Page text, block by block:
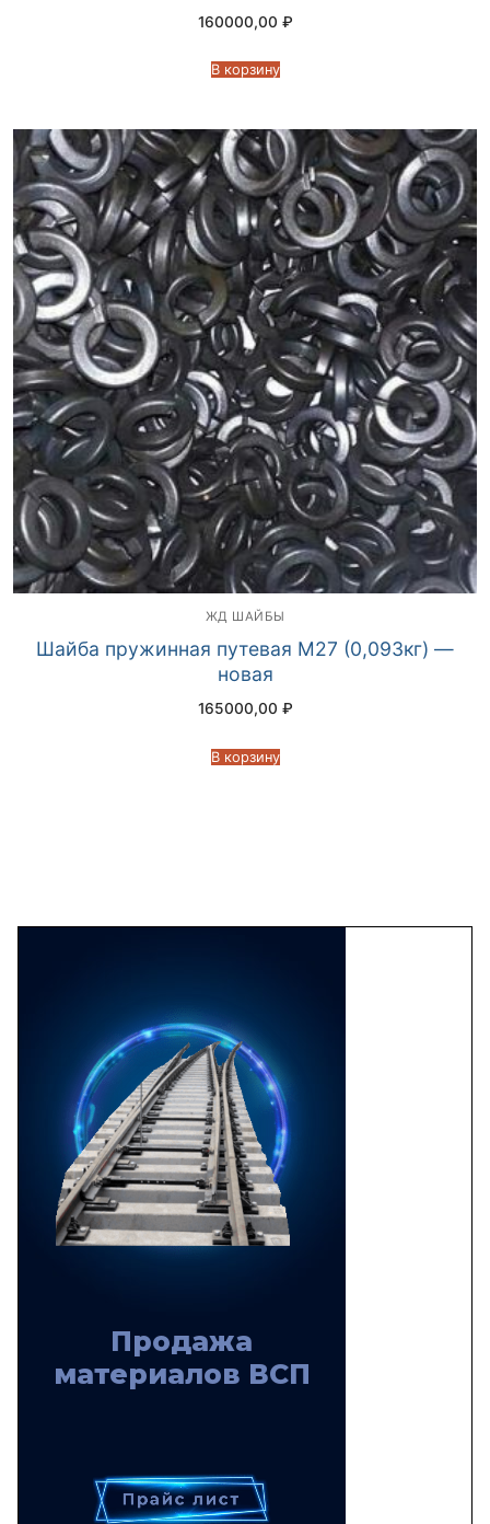
160000,00 ₽
В корзину
ЖД ШАЙБЫ
Шайба пружинная путевая М27 (0,093кг) —
новая
165000,00 ₽
В корзину